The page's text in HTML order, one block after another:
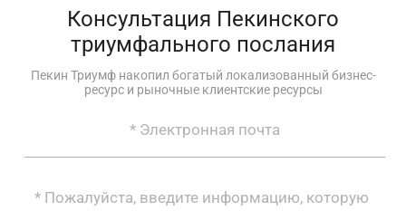
Консультация Пекинского
триумфального послания
Пекин Триумф накопил богатый локализованный бизнес-
ресурс и рыночные клиентские ресурсы